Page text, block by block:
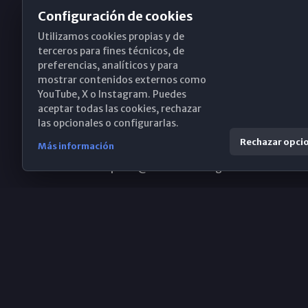
Obispado de Málaga
Santa María, 18-20. 29015 Málaga
(+34) 952 224 386
Configuración de cookies
Utilizamos cookies propias y de
terceros para fines técnicos, de
preferencias, analíticos y para
mostrar contenidos externos como
YouTube, X o Instagram. Puedes
aceptar todas las cookies, rechazar
las opcionales o configurarlas.
Más información Rechazar